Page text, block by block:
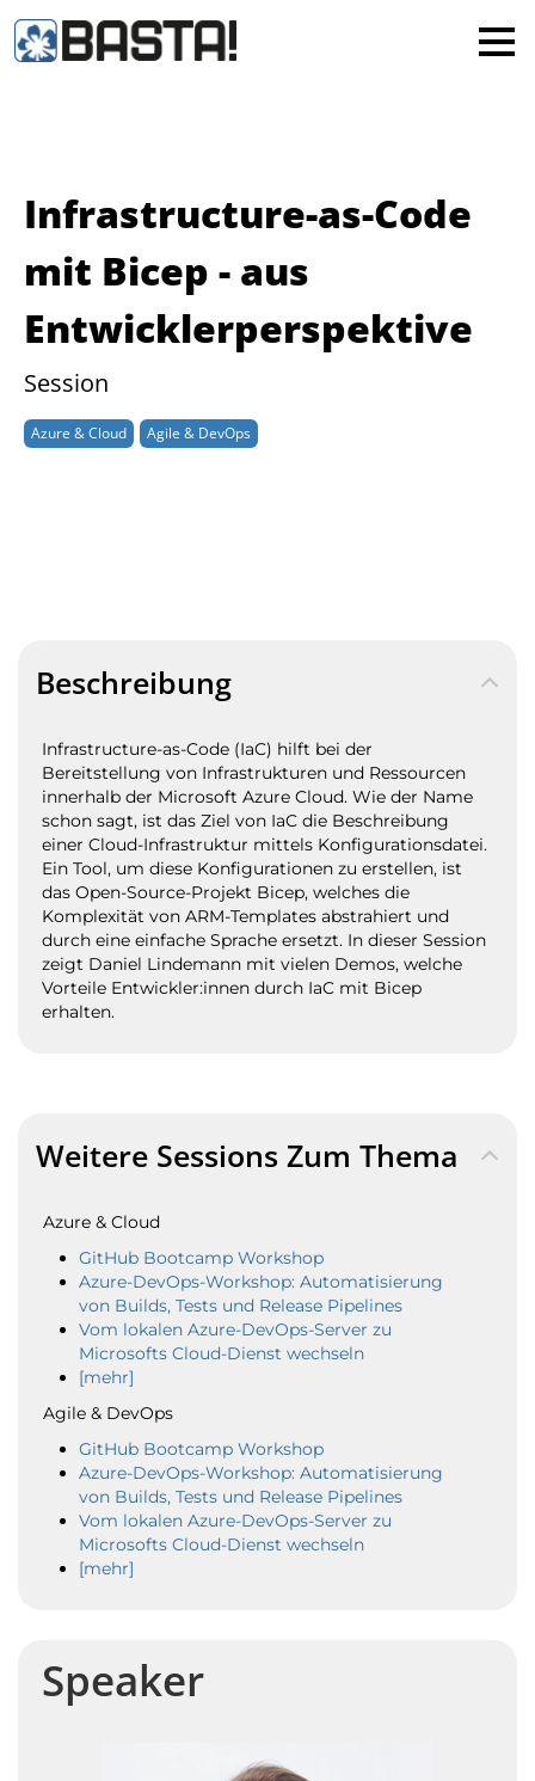
Infrastructure-as-Code
mit Bicep - aus
Entwicklerperspektive
Session
Azure & Cloud Agile & DevOps
Speaker
Beschreibung
Infrastructure-as-Code (IaC) hilft bei der
Bereitstellung von Infrastrukturen und Ressourcen
innerhalb der Microsoft Azure Cloud. Wie der Name
schon sagt, ist das Ziel von IaC die Beschreibung
einer Cloud-Infrastruktur mittels Konfigurationsdatei.
Ein Tool, um diese Konfigurationen zu erstellen, ist
das Open-Source-Projekt Bicep, welches die
Komplexität von ARM-Templates abstrahiert und
durch eine einfache Sprache ersetzt. In dieser Session
zeigt Daniel Lindemann mit vielen Demos, welche
Vorteile Entwickler:innen durch IaC mit Bicep
erhalten.
Weitere Sessions Zum Thema
Azure & Cloud
GitHub Bootcamp Workshop
Azure-DevOps-Workshop: Automatisierung
von Builds, Tests und Release Pipelines
Vom lokalen Azure-DevOps-Server zu
Microsofts Cloud-Dienst wechseln
[mehr]
Agile & DevOps
GitHub Bootcamp Workshop
Azure-DevOps-Workshop: Automatisierung
von Builds, Tests und Release Pipelines
Vom lokalen Azure-DevOps-Server zu
Microsofts Cloud-Dienst wechseln
[mehr]
MAINZ
Alle